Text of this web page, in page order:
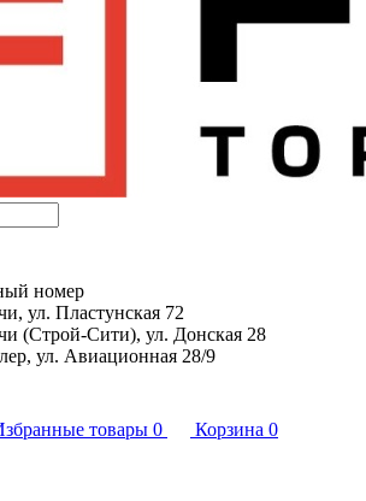
номер
ул. Пластунская 72
(Строй-Сити), ул. Донская 28
ул. Авиационная 28/9
товары 0 Корзина 0